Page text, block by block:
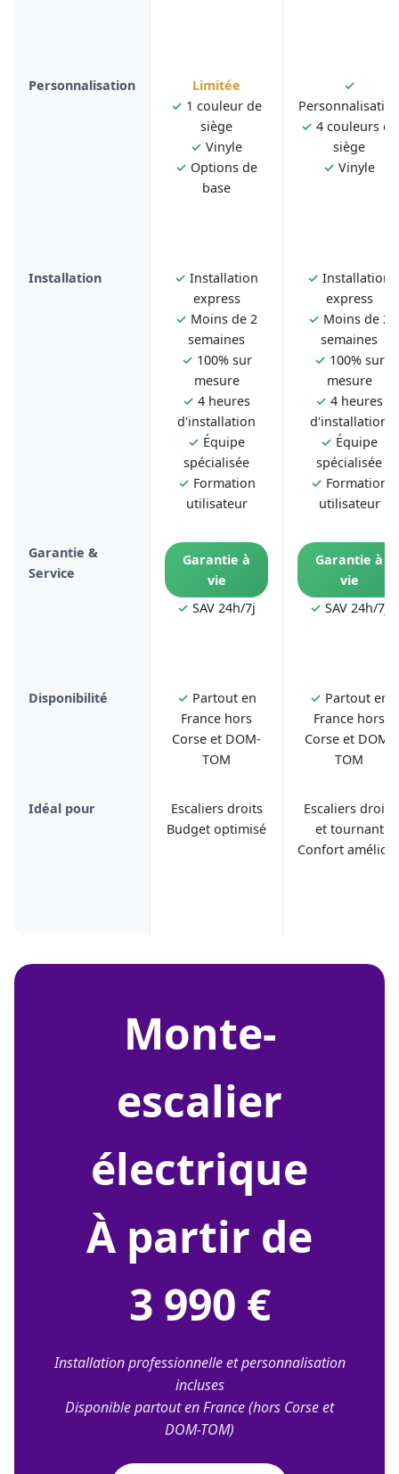
Personnalisation
Limitée
✓ 1 couleur de
siège
✓ Vinyle
✓ Options de
base
✓
✓ 4 couleurs de
siège
✓ Vinyle
Installation ✓ Installation
express
✓ Moins de 2
semaines
✓ 100% sur
mesure
✓ 4 heures
d'installation
✓ Équipe
spécialisée
✓ Formation
utilisateur
✓ Installation
express
✓ Moins de 2
semaines
✓ 100% sur
mesure
✓ 4 heures
d'installation
✓ Équipe
spécialisée
✓ Formation
utilisateur
Garantie &
Service
Garantie à
vie
✓ SAV 24h/7j
Garantie à
vie
✓ SAV 24h/7j
Disponibilité ✓ Partout en
France hors
Corse et DOM-
TOM
✓ Partout en
France hors
Corse et DOM-
TOM
Idéal pour
Escaliers droits
Budget optimisé
Escaliers droits
et tournant
Confort
monte-
escalier
électrique
À partir de
3 990 €
Installation professionnelle et personnalisation
incluses
Disponible partout en France (hors Corse et
DOM-TOM)